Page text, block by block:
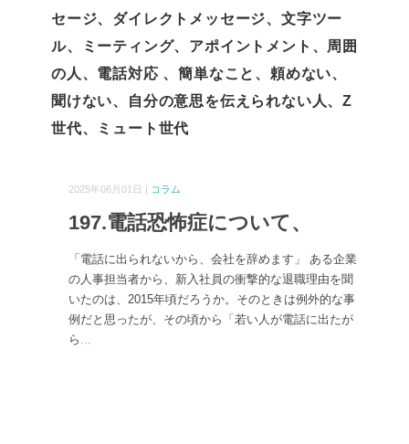
セージ、ダイレクトメッセージ、文字ツー
ル、ミーティング、アポイントメント、周囲
の人、電話対応 、簡単なこと、頼めない、
聞けない、自分の意思を伝えられない人、Z
世代、ミュート世代
2025年06月01日 | コラム
197.電話恐怖症について、
「電話に出られないから、会社を辞めます」 ある企業
の人事担当者から、新入社員の衝撃的な退職理由を聞
いたのは、2015年頃だろうか。そのときは例外的な事
例だと思ったが、その頃から「若い人が電話に出たが
ら ...